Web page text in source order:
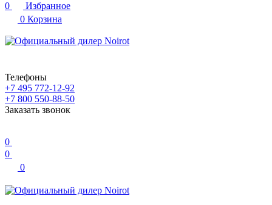
0
Избранное
0 Корзина
Телефоны
+7 495 772-12-92
+7 800 550-88-50
Заказать звонок
0
0
0